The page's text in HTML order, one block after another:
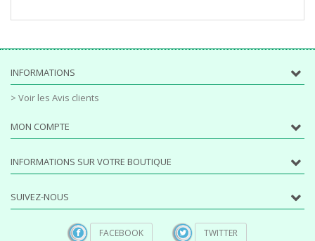
INFORMATIONS
> Voir les Avis clients
MON COMPTE
INFORMATIONS SUR VOTRE BOUTIQUE
SUIVEZ-NOUS
FACEBOOK TWITTER